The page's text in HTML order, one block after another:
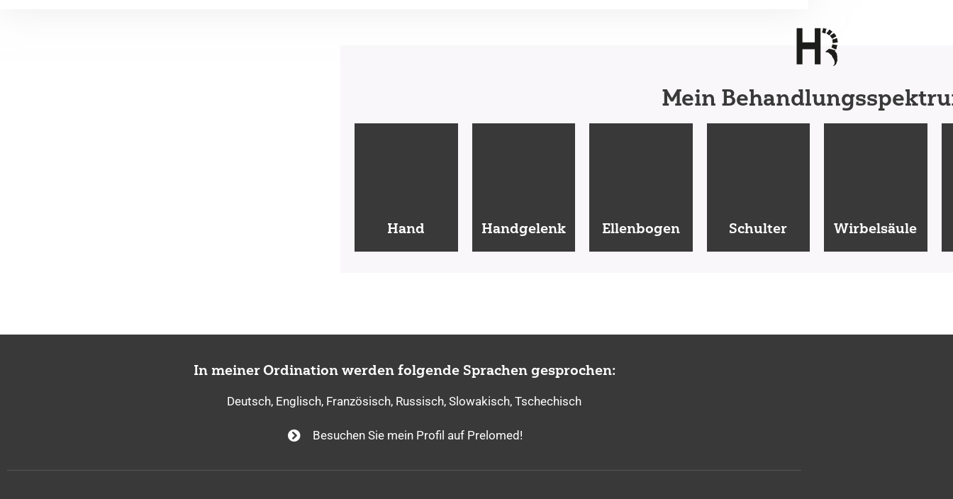
Mein
Hand Handgelenk Ellenbogen Schulter Wirbelsäule
In meiner Ordination werden folgende Sprachen gesprochen:
Deutsch, Englisch, Französisch, Russisch, Slowakisch, Tschechisch
Besuchen Sie mein Profil auf Prelomed!